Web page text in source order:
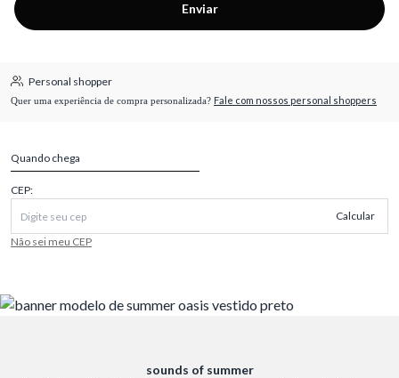
Enviar
Personal shopper
Quer uma experiência de compra personalizada? Fale com nossos personal shoppers
Quando chega
CEP:
Calcular
Não sei meu CEP
sounds of summer